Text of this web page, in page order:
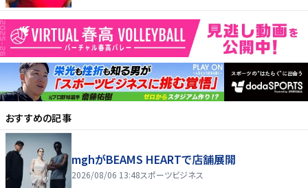
おすすめの記事
mghがBEAMS HEARTで店舗展開
2026/08/06 13:48スポーツビジネス